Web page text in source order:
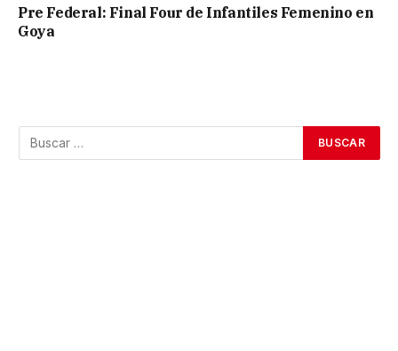
Pre Federal: Final Four de Infantiles Femenino en
Goya